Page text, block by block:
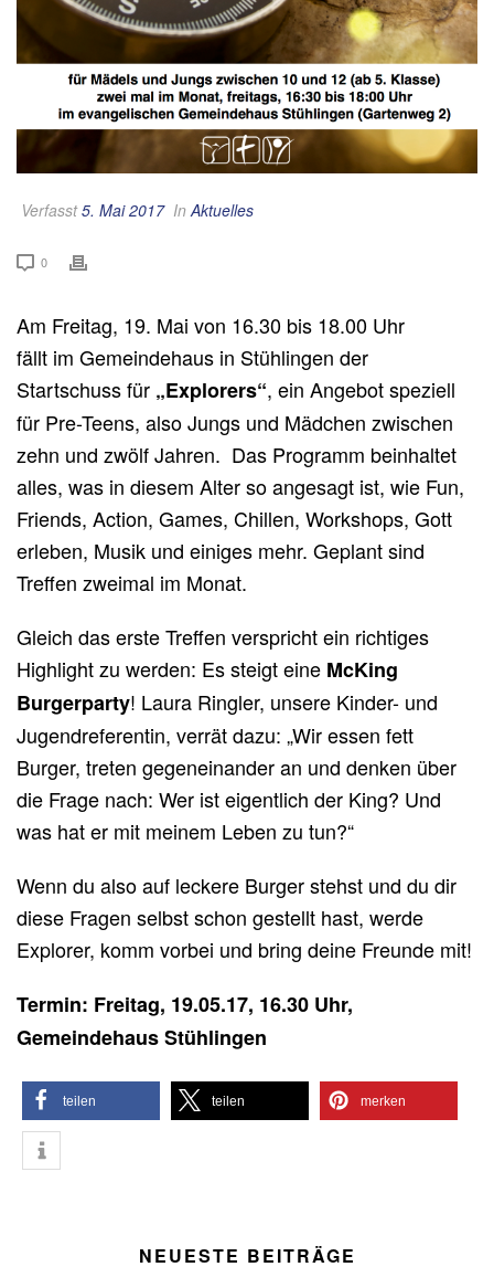
Verfasst5. Mai 2017 In Aktuelles
0
Am Freitag, 19. Mai von 16.30 bis 18.00 Uhr
fällt im Gemeindehaus in Stühlingen der
Startschuss für „Explorers“, ein Angebot speziell
für Pre-Teens, also Jungs und Mädchen zwischen
zehn und zwölf Jahren. Das Programm beinhaltet
alles, was in diesem Alter so angesagt ist, wie Fun,
Friends, Action, Games, Chillen, Workshops, Gott
erleben, Musik und einiges mehr. Geplant sind
Treffen zweimal im Monat.
Gleich das erste Treffen verspricht ein richtiges
Highlight zu werden: Es steigt eine McKing
Burgerparty! Laura Ringler, unsere Kinder- und
Jugendreferentin, verrät dazu: „Wir essen fett
Burger, treten gegeneinander an und denken über
die Frage nach: Wer ist eigentlich der King? Und
was hat er mit meinem Leben zu tun?“
Wenn du also auf leckere Burger stehst und du dir
diese Fragen selbst schon gestellt hast, werde
Explorer, komm vorbei und bring deine Freunde mit!
Termin: Freitag, 19.05.17, 16.30 Uhr,
Gemeindehaus Stühlingen
teilen teilen merken
NEUESTE BEITRÄGE